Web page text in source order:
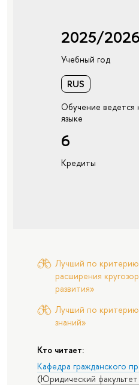
2025/2026
Учебный год
RUS
Обучение ведется
языке
6
Кредиты
Лучший по критерию
расширения
развития»
Лучший по
знаний»
Кто читает:
Кафедра гражданского
(Юридический